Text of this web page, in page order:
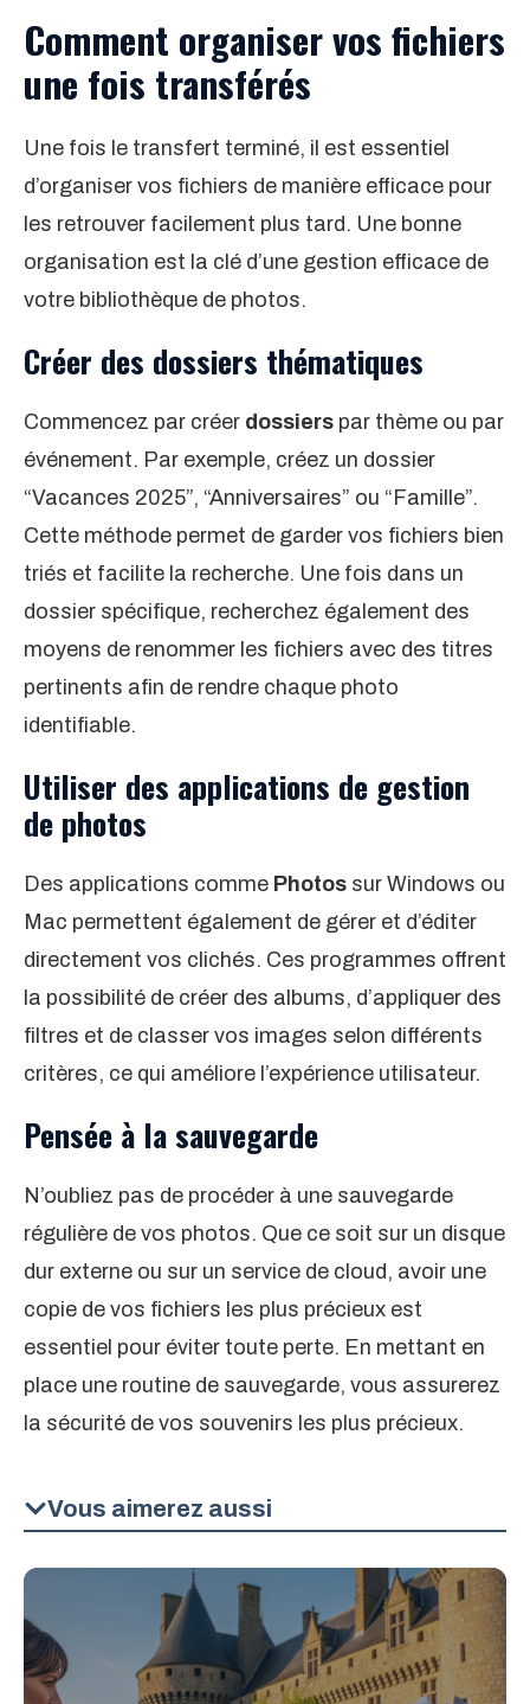
Comment organiser vos fichiers
une fois transférés
Une fois le transfert terminé, il est essentiel
d’organiser vos fichiers de manière efficace pour
les retrouver facilement plus tard. Une bonne
organisation est la clé d’une gestion efficace de
votre bibliothèque de photos.
Créer des dossiers thématiques
Commencez par créer dossiers par thème ou par
événement. Par exemple, créez un dossier
“Vacances 2025”, “Anniversaires” ou “Famille”.
Cette méthode permet de garder vos fichiers bien
triés et facilite la recherche. Une fois dans un
dossier spécifique, recherchez également des
moyens de renommer les fichiers avec des titres
pertinents afin de rendre chaque photo
identifiable.
Utiliser des applications de gestion
de photos
Des applications comme Photos sur Windows ou
Mac permettent également de gérer et d’éditer
directement vos clichés. Ces programmes offrent
la possibilité de créer des albums, d’appliquer des
filtres et de classer vos images selon différents
critères, ce qui améliore l’expérience utilisateur.
Pensée à la sauvegarde
N’oubliez pas de procéder à une sauvegarde
régulière de vos photos. Que ce soit sur un disque
dur externe ou sur un service de cloud, avoir une
copie de vos fichiers les plus précieux est
essentiel pour éviter toute perte. En mettant en
place une routine de sauvegarde, vous assurerez
la sécurité de vos souvenirs les plus précieux.
Vous aimerez aussi